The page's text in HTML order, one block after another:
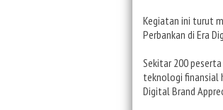
Kegiatan ini turut
Perbankan di Era
Sekitar 200
teknologi finansial
Digital Brand